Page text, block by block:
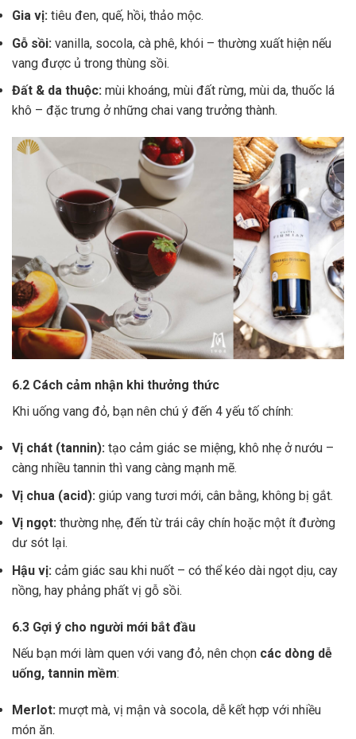
Gia vị: tiêu đen, quế, hồi, thảo mộc.
Gỗ sồi: vanilla, socola, cà phê, khói – thường xuất hiện nếu
vang được ủ trong thùng sồi.
Đất & da thuộc: mùi khoáng, mùi đất rừng, mùi da, thuốc lá
khô – đặc trưng ở những chai vang trưởng thành.
6.2 Cách cảm nhận khi thưởng thức
Khi uống vang đỏ, bạn nên chú ý đến 4 yếu tố chính:
Vị chát (tannin): tạo cảm giác se miệng, khô nhẹ ở nướu –
càng nhiều tannin thì vang càng mạnh mẽ.
Vị chua (acid): giúp vang tươi mới, cân bằng, không bị gắt.
Vị ngọt: thường nhẹ, đến từ trái cây chín hoặc một ít đường
dư sót lại.
Hậu vị: cảm giác sau khi nuốt – có thể kéo dài ngọt dịu, cay
nồng, hay phảng phất vị gỗ sồi.
6.3 Gợi ý cho người mới bắt đầu
Nếu bạn mới làm quen với vang đỏ, nên chọn các dòng dễ
uống, tannin mềm:
Merlot: mượt mà, vị mận và socola, dễ kết hợp với nhiều
món ăn.